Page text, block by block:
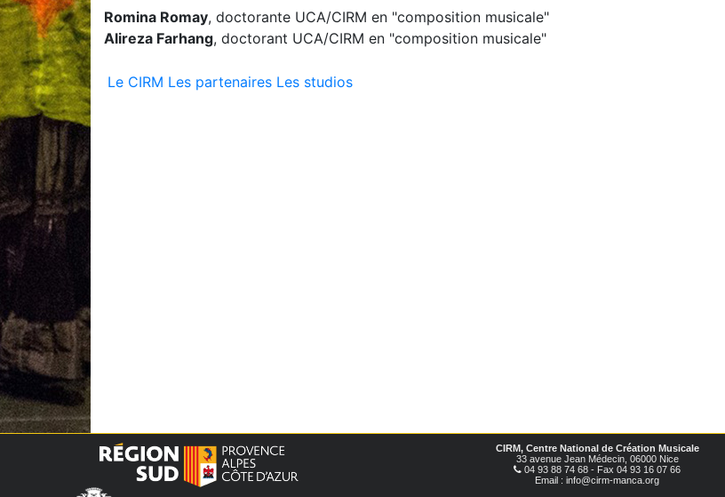
Romina Romay, doctorante UCA/CIRM en "composition musicale"
Alireza Farhang, doctorant UCA/CIRM en "composition musicale"
Le CIRM Les partenaires Les studios
CIRM, Centre National de Création Musicale
33 avenue Jean Médecin, 06000 Nice
04 93 88 74 68 - Fax 04 93 16 07 66
Email : info@cirm-manca.org